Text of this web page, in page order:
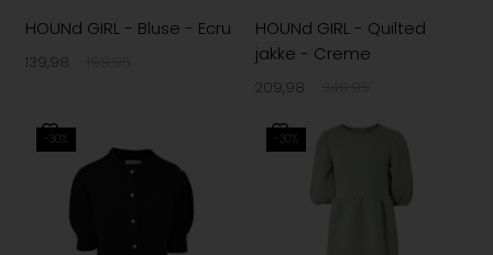
HOUNd GIRL - Bluse - Ecru
139,98
HOUNd GIRL - Quilted
jakke - Creme
209,98
-30% -30%